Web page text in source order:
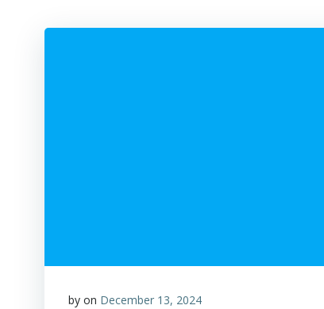
by on December 13, 2024